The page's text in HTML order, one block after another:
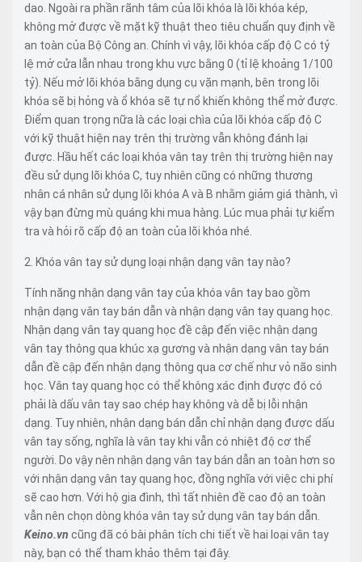
dao. Ngoài ra phần rãnh tâm của lõi khóa là lõi khóa kép,
không mở được về mặt kỹ thuật theo tiêu chuẩn quy định về
an toàn của Bộ Công an. Chính vì vậy, lõi khóa cấp độ C có tỷ
lệ mở cửa lẫn nhau trong khu vực bằng 0 (tỉ lệ khoảng 1/100
tỷ). Nếu mở lõi khóa bằng dụng cụ vặn mạnh, bên trong lõi
khóa sẽ bị hỏng và ổ khóa sẽ tự nổ khiến không thể mở được.
Điểm quan trọng nữa là các loại chìa của lõi khóa cấp độ C
với kỹ thuật hiện nay trên thị trường vẫn không đánh lại
được. Hầu hết các loại khóa vân tay trên thị trường hiện nay
đều sử dụng lõi khóa C, tuy nhiên cũng có những thương
nhân cá nhân sử dụng lõi khóa A và B nhằm giảm giá thành, vì
vậy bạn đừng mù quáng khi mua hàng. Lúc mua phải tự kiểm
tra và hỏi rõ cấp độ an toàn của lõi khóa nhé.
2. Khóa vân tay sử dụng loại nhận dạng vân tay nào?
Tính năng nhận dạng vân tay của khóa vân tay bao gồm
nhận dạng vân tay bán dẫn và nhận dạng vân tay quang học.
Nhận dạng vân tay quang học đề cập đến việc nhận dạng
vân tay thông qua khúc xạ gương và nhận dạng vân tay bán
dẫn đề cập đến nhận dạng thông qua cơ chế như vỏ não sinh
học. Vân tay quang học có thể không xác định được đó có
phải là dấu vân tay sao chép hay không và dễ bị lỗi nhận
dạng. Tuy nhiên, nhận dạng bán dẫn chỉ nhận dạng được dấu
vân tay sống, nghĩa là vân tay khi vẫn có nhiệt độ cơ thể
người. Do vậy nên nhận dạng vân tay bán dẫn an toàn hơn so
với nhận dạng vân tay quang học, đồng nghĩa với việc chi phí
sẽ cao hơn. Với hộ gia đình, thì tất nhiên đề cao độ an toàn
vẫn nên chọn dòng khóa vân tay sử dụng vân tay bán dẫn.
Keino.vn cũng đã có bài phân tích chi tiết về hai loại vân tay
này, bạn có thể tham khảo thêm tại đây.